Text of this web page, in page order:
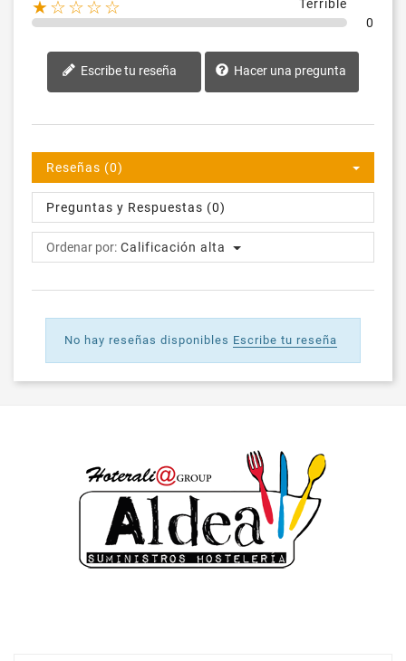
★☆☆☆☆
Terrible
0
Escribe tu reseña Hacer una pregunta
Reseñas (0)
Preguntas y Respuestas (0)
Ordenar por: Calificación alta
No hay reseñas disponibles Escribe tu reseña